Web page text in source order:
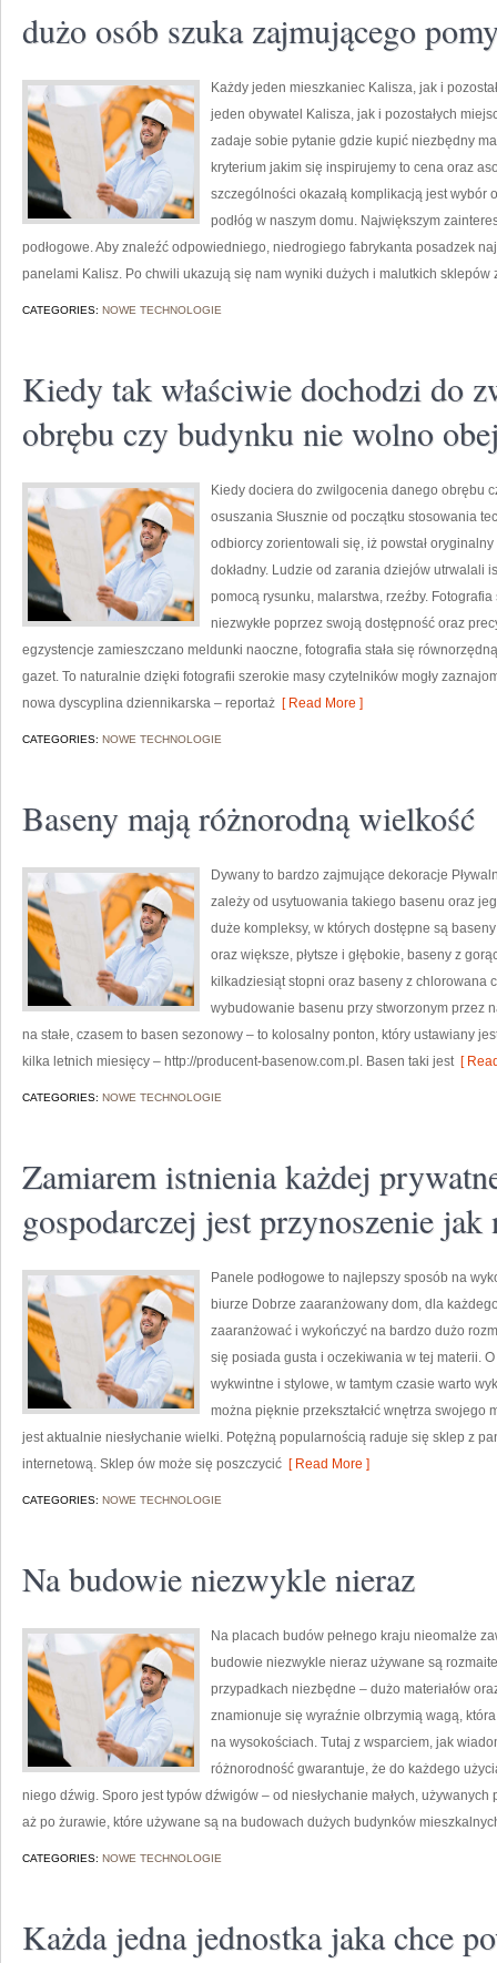
dużo osób szuka zajmującego
Każdy jeden mieszkaniec Kalisza, jak i
jeden obywatel Kalisza, jak i pozostałych
zadaje sobie pytanie gdzie kupić niezbędny
kryterium jakim się inspirujemy to cena oraz
szczególności okazałą komplikacją jest
podłóg w naszym domu. Największym
podłogowe. Aby znaleźć odpowiedniego, niedrogiego fabrykanta posadzek
panelami Kalisz. Po chwili ukazują się nam wyniki dużych i malutkich sklepów
CATEGORIES: NOWE TECHNOLOGIE
Kiedy tak właściwie dochodzi do
obrębu czy budynku nie wolno
Kiedy dociera do zwilgocenia danego obrębu
osuszania Słusznie od początku stosowania
odbiorcy zorientowali się, iż powstał
dokładny. Ludzie od zarania dziejów utrwalali
pomocą rysunku, malarstwa, rzeźby.
niezwykłe poprzez swoją dostępność oraz
egzystencje zamieszczano meldunki naoczne, fotografia stała się
gazet. To naturalnie dzięki fotografii szerokie masy czytelników mogły
nowa dyscyplina dziennikarska – reportaż [ Read More ]
CATEGORIES: NOWE TECHNOLOGIE
Baseny mają różnorodną wielkość
Dywany to bardzo zajmujące dekoracje
zależy od usytuowania takiego basenu oraz
duże kompleksy, w których dostępne są
oraz większe, płytsze i głębokie, baseny z
kilkadziesiąt stopni oraz baseny z chlorowana
wybudowanie basenu przy stworzonym przez
na stałe, czasem to basen sezonowy – to kolosalny ponton, który ustawiany
kilka letnich miesięcy – http://producent-basenow.com.pl. Basen taki jest[
CATEGORIES: NOWE TECHNOLOGIE
Zamiarem istnienia każdej
gospodarczej jest przynoszenie
Panele podłogowe to najlepszy sposób na
biurze Dobrze zaaranżowany dom, dla
zaaranżować i wykończyć na bardzo dużo
się posiada gusta i oczekiwania w tej materii.
wykwintne i stylowe, w tamtym czasie warto
można pięknie przekształcić wnętrza
jest aktualnie niesłychanie wielki. Potężną popularnością raduje się sklep z
internetową. Sklep ów może się poszczycić [ Read More ]
CATEGORIES: NOWE TECHNOLOGIE
Na budowie niezwykle nieraz
Na placach budów pełnego kraju nieomalże
budowie niezwykle nieraz używane są
przypadkach niezbędne – dużo materiałów
znamionuje się wyraźnie olbrzymią wagą,
na wysokościach. Tutaj z wsparciem, jak
różnorodność gwarantuje, że do każdego
niego dźwig. Sporo jest typów dźwigów – od niesłychanie małych,
aż po żurawie, które używane są na budowach dużych budynków
CATEGORIES: NOWE TECHNOLOGIE
Każda jedna jednostka jaka chce